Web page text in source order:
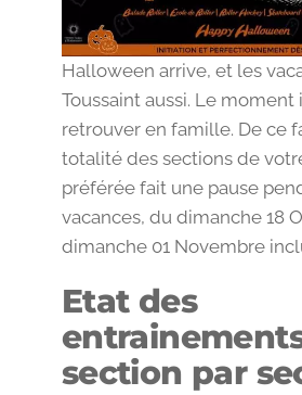
Halloween arrive, et les
Toussaint aussi. Le moment
retrouver en famille. De ce
totalité des sections de
préférée fait une pause
vacances, du dimanche 18
dimanche 01 Novembre
Etat des
section par